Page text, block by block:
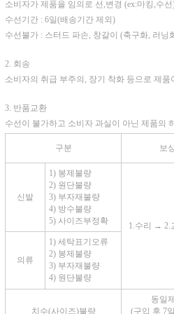
소비자가 제품을 임의로 선,변경 (ex:마킹,수
수선기간 : 6일(배송기간 제외)
수선불가 : 스터드 파손, 창갈이 (축구화, 러닝
2. 회송
소비자의 취급 부주의, 장기 착화 등으로 제
3. 반품교환
수선이 불가하고 소비자 과실이 아닌 제품의
구분 보
신발
1) 봉제불량
2) 원단불량
3) 부자재불량
4) 방수불량
5) 사이즈부정확
1.수리 → 2.
의류
1) 세탁표기오류
2) 봉제불량
3) 부자재불량
4) 원단불량
치수(사이즈)불량
동일
(구입 후 7